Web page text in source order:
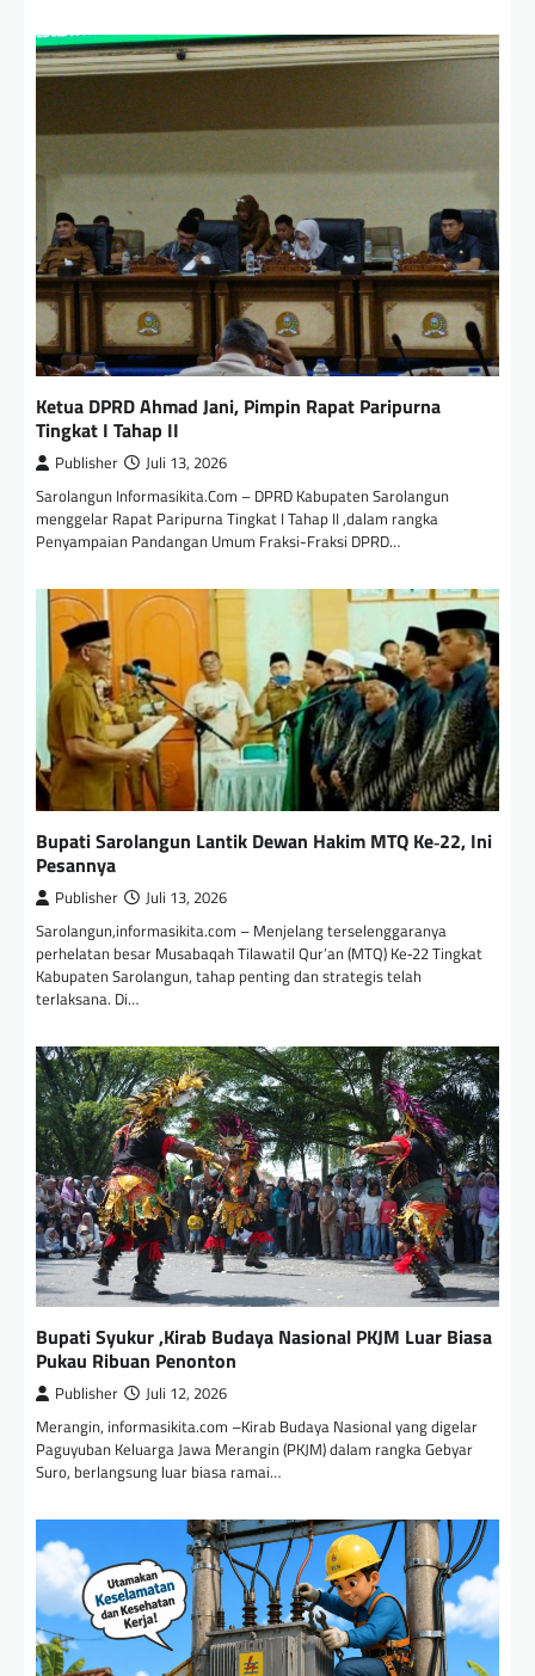
Ketua DPRD Ahmad Jani, Pimpin Rapat Paripurna
Tingkat I Tahap II
Publisher Juli 13, 2026
Sarolangun Informasikita.Com – DPRD Kabupaten Sarolangun
menggelar Rapat Paripurna Tingkat I Tahap II ,dalam rangka
Penyampaian Pandangan Umum Fraksi-Fraksi DPRD…
Bupati Sarolangun Lantik Dewan Hakim MTQ Ke‑22, Ini
Pesannya
Publisher Juli 13, 2026
Sarolangun,informasikita.com – Menjelang terselenggaranya
perhelatan besar Musabaqah Tilawatil Qur’an (MTQ) Ke‑22 Tingkat
Kabupaten Sarolangun, tahap penting dan strategis telah
terlaksana. Di…
Bupati Syukur ,Kirab Budaya Nasional PKJM Luar Biasa
Pukau Ribuan Penonton
Publisher Juli 12, 2026
Merangin, informasikita.com –Kirab Budaya Nasional yang digelar
Paguyuban Keluarga Jawa Merangin (PKJM) dalam rangka Gebyar
Suro, berlangsung luar biasa ramai…